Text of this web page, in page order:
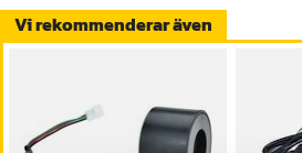
Vi rekommenderar även